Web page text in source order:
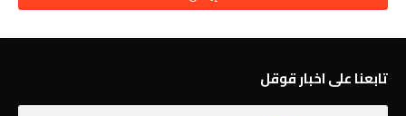
تابعنا على اخبار قوقل